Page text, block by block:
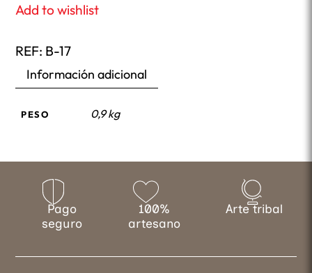
Add to wishlist
REF: B-17
Información adicional
PESO 0,9 kg
Pago
seguro
100%
artesano
Arte tribal